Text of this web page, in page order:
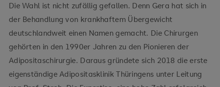
Die Wahl ist nicht zufällig gefallen. Denn Gera hat sich in
der Behandlung von krankhaftem Übergewicht
deutschlandweit einen Namen gemacht. Die Chirurgen
gehörten in den 1990er Jahren zu den Pionieren der
Adipositaschirurgie. Daraus gründete sich 2018 die erste
eigenständige Adipositasklinik Thüringens unter Leitung